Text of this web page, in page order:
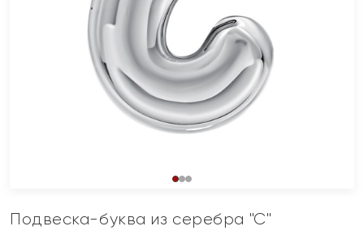
Подвеска-буква из серебра "С"